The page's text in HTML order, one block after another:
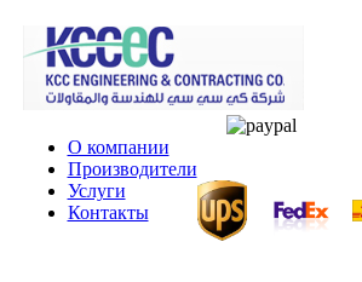
О компании
Производители
Услуги
Контакты